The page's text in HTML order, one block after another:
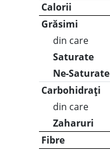
Calorii
Grăsimi
din care
Saturate
Ne-Saturate
Carbohidrați
din care
Zaharuri
Fibre